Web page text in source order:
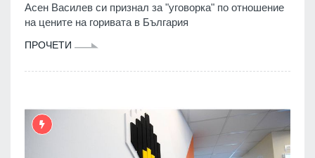
Асен Василев си признал за "уговорка" по отношение
на цените на горивата в България
ПРОЧЕТИ